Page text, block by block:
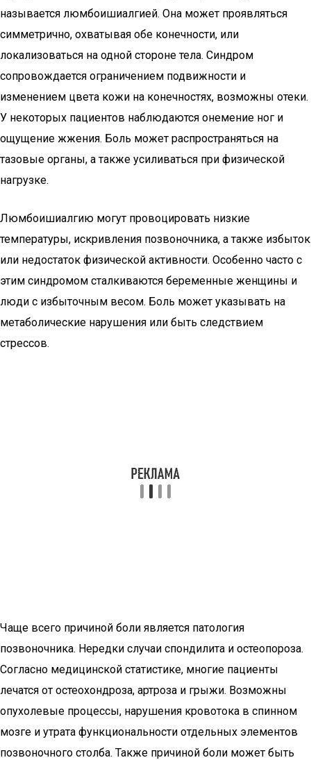
называется люмбоишиалгией. Она может проявляться
симметрично, охватывая обе конечности, или
локализоваться на одной стороне тела. Синдром
сопровождается ограничением подвижности и
изменением цвета кожи на конечностях, возможны отеки.
У некоторых пациентов наблюдаются онемение ног и
ощущение жжения. Боль может распространяться на
тазовые органы, а также усиливаться при физической
нагрузке.
Люмбоишиалгию могут провоцировать низкие
температуры, искривления позвоночника, а также избыток
или недостаток физической активности. Особенно часто с
этим синдромом сталкиваются беременные женщины и
люди с избыточным весом. Боль может указывать на
метаболические нарушения или быть следствием
стрессов.
Чаще всего причиной боли является патология
позвоночника. Нередки случаи спондилита и остеопороза.
Согласно медицинской статистике, многие пациенты
лечатся от остеохондроза, артроза и грыжи. Возможны
опухолевые процессы, нарушения кровотока в спинном
мозге и утрата функциональности отдельных элементов
позвоночного столба. Также причиной боли может быть